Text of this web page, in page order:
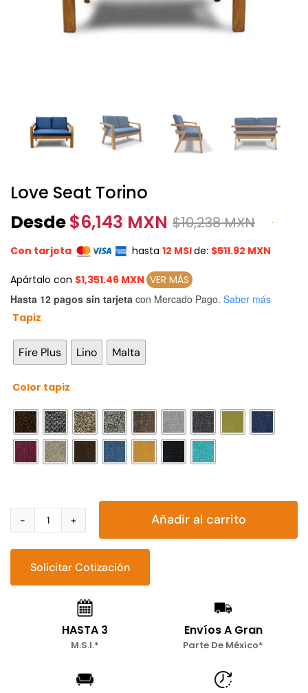
Love Seat Torino
Desde$6,143 MXN $10,238 MXN
Con tarjeta hasta 12 MSIde: $511.92 MXN
Apártalo con $1,351.46 MXN VER MÁS
Hasta 12 pagos sin tarjeta con Mercado Pago. Saber más
Tapiz
Fire Plus Lino Malta
Color tapiz
Love
Seat
Torino
cantidad
Añadir al carrito
Solicitar Cotización
HASTA 3
M.S.I.*
Envíos A Gran
Parte De México*